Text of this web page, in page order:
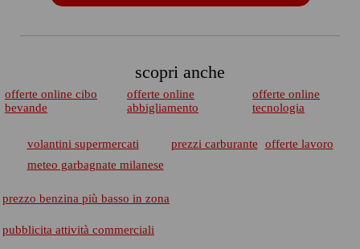
scopri anche
offerte online cibo
bevande
offerte online
abbigliamento
offerte online
tecnologia
volantini supermercati prezzi carburante
offerte lavoro
meteo garbagnate milanese
prezzo benzina più basso in zona
pubblicita attività commerciali